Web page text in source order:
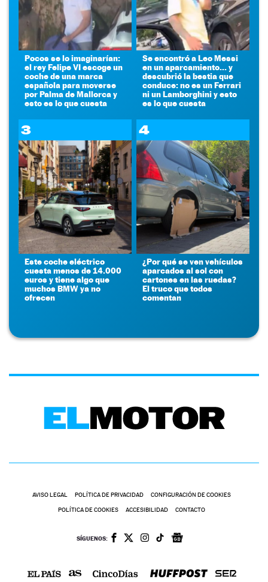
Pocos se lo imaginarían:
el rey Felipe VI escoge un
coche de una marca
española para moverse
por Palma de Mallorca y
esto es lo que cuesta
Se encontró a Leo Messi
en un aparcamiento... y
descubrió la bestia que
conduce: no es un Ferrari
ni un Lamborghini y esto
es lo que cuesta
3
Este coche eléctrico
cuesta menos de 14.000
euros y tiene algo que
muchos BMW ya no
ofrecen
4
¿Por qué se ven vehículos
aparcados al sol con
cartones en las ruedas?
El truco que todos
comentan
AVISO LEGAL POLÍTICA DE PRIVACIDAD CONFIGURACIÓN DE COOKIES
POLÍTICA DE COOKIES ACCESIBILIDAD CONTACTO
SÍGUENOS: